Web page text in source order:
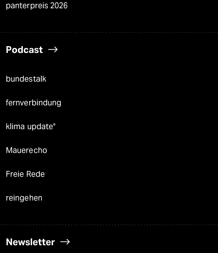
panterpreis 2026
Podcast
bundestalk
fernverbindung
klima update°
Mauerecho
Freie Rede
reingehen
Newsletter